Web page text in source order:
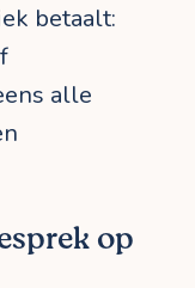
betaalt:
alle
op